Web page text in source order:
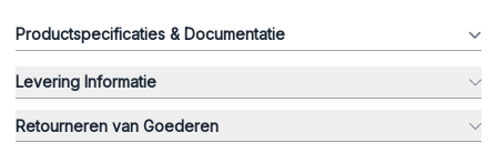
Productspecificaties & Documentatie
Levering Informatie
Retourneren van Goederen